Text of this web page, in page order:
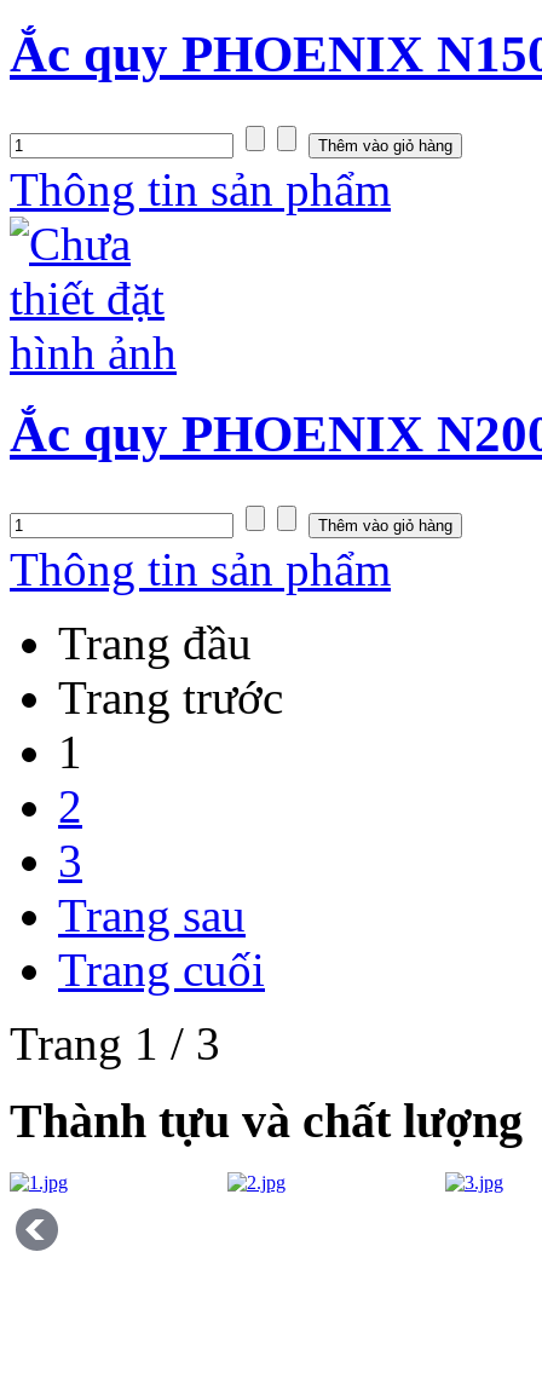
Ắc quy PHOENIX
Thông tin sản phẩm
Ắc quy PHOENIX
Thông tin sản phẩm
Trang đầu
Trang trước
1
2
3
Trang sau
Trang cuối
Trang 1 / 3
Thành tựu và chất lượng